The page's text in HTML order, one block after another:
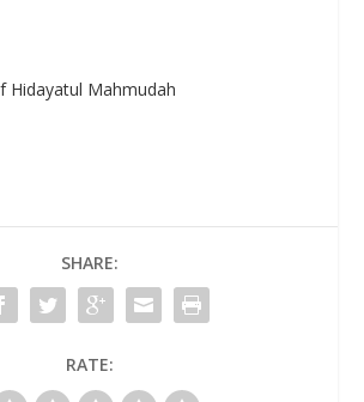
Hidayatul Mahmudah
SHARE:
RATE: